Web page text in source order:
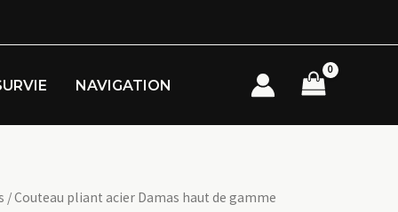
NAVIGATION
/ Couteau pliant acier Damas haut de gamme